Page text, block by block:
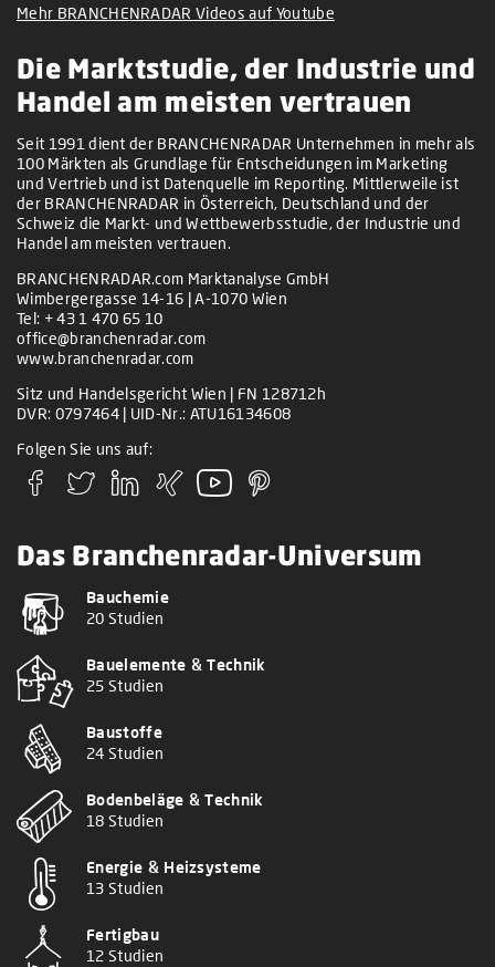
Mehr BRANCHENRADAR Videos auf Youtube
Die Marktstudie, der Industrie und
Handel am meisten vertrauen
Seit 1991 dient der BRANCHENRADAR Unternehmen in mehr als
100 Märkten als Grundlage für Entscheidungen im Marketing
und Vertrieb und ist Datenquelle im Reporting. Mittlerweile ist
der BRANCHENRADAR in Österreich, Deutschland und der
Schweiz die Markt- und Wettbewerbsstudie, der Industrie und
Handel am meisten vertrauen.
BRANCHENRADAR.com Marktanalyse GmbH
Wimbergergasse 14-16 | A-1070 Wien
Tel: + 43 1 470 65 10
office@branchenradar.com
www.branchenradar.com
Sitz und Handelsgericht Wien | FN 128712h
DVR: 0797464 | UID-Nr.: ATU16134608
Folgen Sie uns auf:
Das Branchenradar-Universum
Bauchemie
20 Studien
Bauelemente & Technik
25 Studien
Baustoffe
24 Studien
Bodenbeläge & Technik
18 Studien
Energie & Heizsysteme
13 Studien
Fertigbau
12 Studien